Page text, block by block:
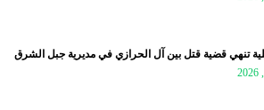
تنهي قضية قتل بين آل الحرازي في مديرية جبل الشرق